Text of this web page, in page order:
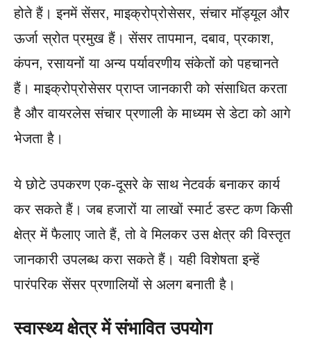
होते हैं। इनमें सेंसर, माइक्रोप्रोसेसर, संचार मॉड्यूल और
ऊर्जा स्रोत प्रमुख हैं। सेंसर तापमान, दबाव, प्रकाश,
कंपन, रसायनों या अन्य पर्यावरणीय संकेतों को पहचानते
हैं। माइक्रोप्रोसेसर प्राप्त जानकारी को संसाधित करता
है और वायरलेस संचार प्रणाली के माध्यम से डेटा को आगे
भेजता है।
ये छोटे उपकरण एक-दूसरे के साथ नेटवर्क बनाकर कार्य
कर सकते हैं। जब हजारों या लाखों स्मार्ट डस्ट कण किसी
क्षेत्र में फैलाए जाते हैं, तो वे मिलकर उस क्षेत्र की विस्तृत
जानकारी उपलब्ध करा सकते हैं। यही विशेषता इन्हें
पारंपरिक सेंसर प्रणालियों से अलग बनाती है।
स्वास्थ्य क्षेत्र में संभावित उपयोग